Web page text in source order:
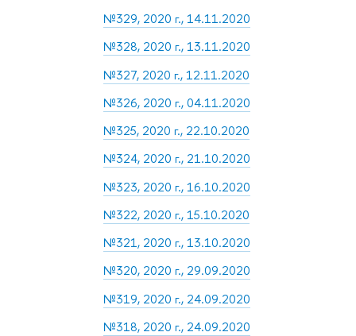
№329, 2020 г., 14.11.2020
№328, 2020 г., 13.11.2020
№327, 2020 г., 12.11.2020
№326, 2020 г., 04.11.2020
№325, 2020 г., 22.10.2020
№324, 2020 г., 21.10.2020
№323, 2020 г., 16.10.2020
№322, 2020 г., 15.10.2020
№321, 2020 г., 13.10.2020
№320, 2020 г., 29.09.2020
№319, 2020 г., 24.09.2020
№318, 2020 г., 24.09.2020